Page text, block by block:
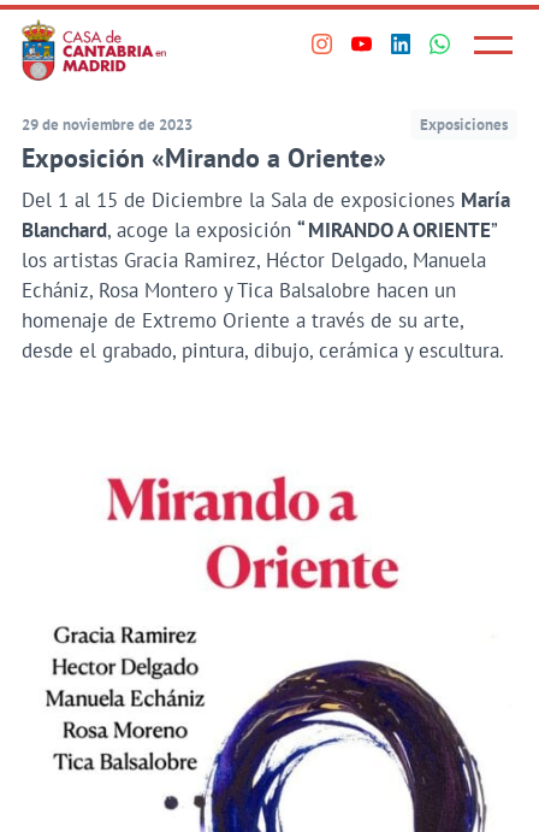
Saltar
al
contenido
principal
Visita
en
VisitaVisita
perfil
Visita
perfil
Principal
Menú
29 de noviembre de 2023 Exposiciones
Exposición «Mirando a Oriente»
Del 1 al 15 de Diciembre la Sala de exposiciones María
Blanchard, acoge la exposición “ MIRANDO A ORIENTE”
los artistas Gracia Ramirez, Héctor Delgado, Manuela
Echániz, Rosa Montero y Tica Balsalobre hacen un
homenaje de Extremo Oriente a través de su arte,
desde el grabado, pintura, dibujo, cerámica y escultura.